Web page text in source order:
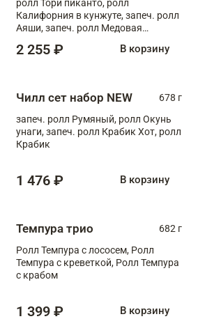
ролл Тори пиканто, ролл
Калифорния в кунжуте, запеч. ролл
Аяши, запеч. ролл Медовая
чукой
2 255 ₽ В корзину
Чилл сет набор NEW
678 г
запеч. ролл Румяный, ролл Окунь
унаги, запеч. ролл Крабик Хот, ролл
Крабик
1 476 ₽ В корзину
Темпура трио
682 г
Ролл Темпура с лососем, Ролл
Темпура с креветкой, Ролл Темпура
с крабом
1 399 ₽ В корзину